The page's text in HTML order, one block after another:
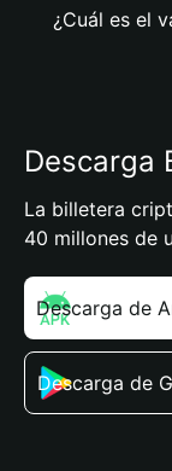
¿Cuál es el
Descarga
La billetera
40 millones de
Descarga de
Descarga de